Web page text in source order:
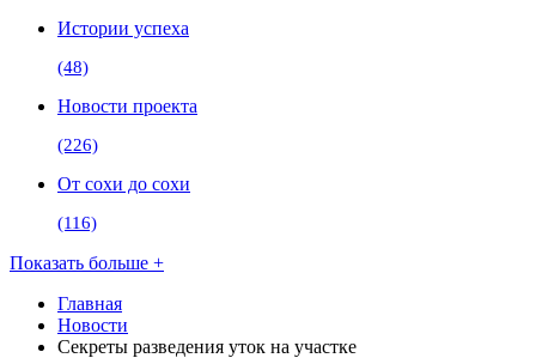
Истории успеха
(48)
Новости проекта
(226)
От сохи до сохи
(116)
Показать больше +
Главная
Новости
Секреты разведения уток на участке